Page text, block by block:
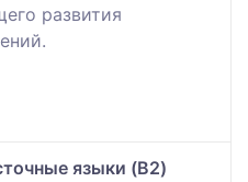
развития
языки (B2)